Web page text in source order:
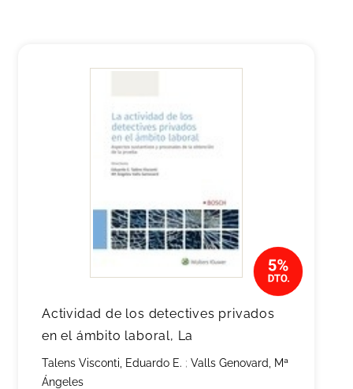
Actividad de los detectives privados
en el ámbito laboral, La
Talens Visconti, Eduardo E. ; Valls Genovard, Mª
Ángeles